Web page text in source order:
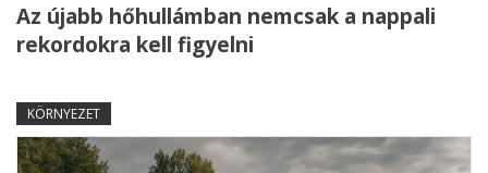
Az újabb hőhullámban nemcsak a nappali
rekordokra kell figyelni
KÖRNYEZET